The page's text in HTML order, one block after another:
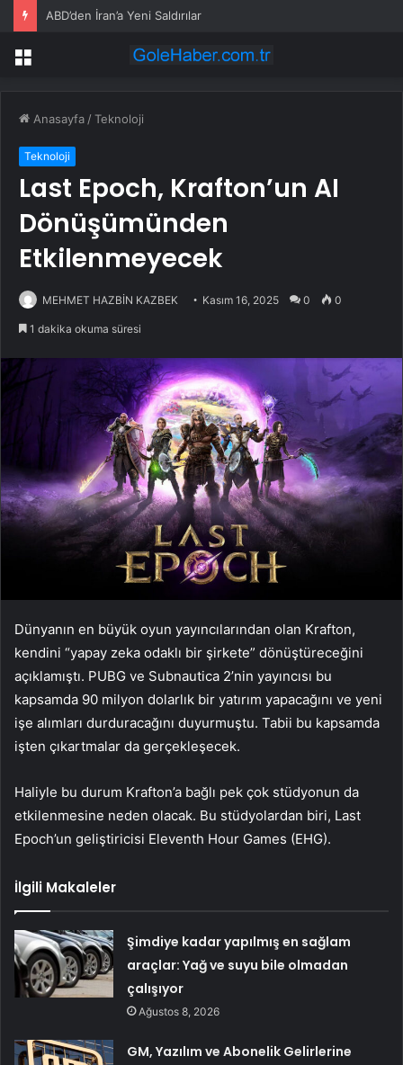
ABD’den İran’a Yeni Saldırılar
Menü
Anasayfa /Teknoloji
Teknoloji
Last Epoch, Krafton’un AI
Dönüşümünden
Etkilenmeyecek
MEHMET HAZBİN KAZBEK Kasım 16, 2025 0 0
1 dakika okuma süresi
Dünyanın en büyük oyun yayıncılarından olan Krafton,
kendini “yapay zeka odaklı bir şirkete” dönüştüreceğini
açıklamıştı. PUBG ve Subnautica 2’nin yayıncısı bu
kapsamda 90 milyon dolarlık bir yatırım yapacağını ve yeni
işe alımları durduracağını duyurmuştu. Tabii bu kapsamda
işten çıkartmalar da gerçekleşecek.
Haliyle bu durum Krafton’a bağlı pek çok stüdyonun da
etkilenmesine neden olacak. Bu stüdyolardan biri, Last
Epoch’un geliştiricisi Eleventh Hour Games (EHG).
İlgili Makaleler
Şimdiye kadar yapılmış en sağlam
araçlar: Yağ ve suyu bile olmadan
çalışıyor
Ağustos 8, 2026
GM, Yazılım ve Abonelik Gelirlerine